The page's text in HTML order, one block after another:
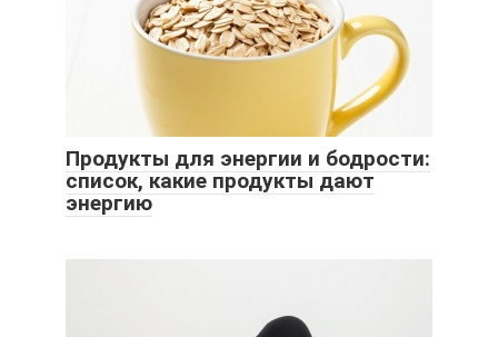
Продукты для энергии и бодрости:
список, какие продукты дают
энергию